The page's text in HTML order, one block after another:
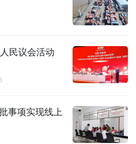
民议会活动
事项实现线上